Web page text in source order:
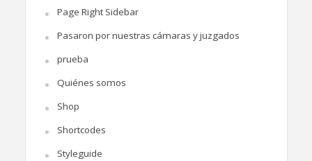
Page Right Sidebar
Pasaron por nuestras cámaras y juzgados
prueba
Quiénes somos
Shop
Shortcodes
Styleguide